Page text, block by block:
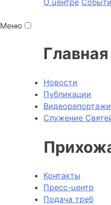
О центре
Меню
Главная
Новости
Публикации
Служение
Контакты
Пресс-центр
Подача треб